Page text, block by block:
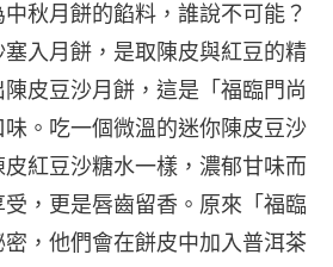
秋月餅的餡料，誰說不可能？
入月餅，是取陳皮與紅豆的精
皮豆沙月餅，這是「福臨門尚
。吃一個微溫的迷你陳皮豆沙
紅豆沙糖水一樣，濃郁甘味而
，更是唇齒留香。原來「福臨
，他們會在餅皮中加入普洱茶